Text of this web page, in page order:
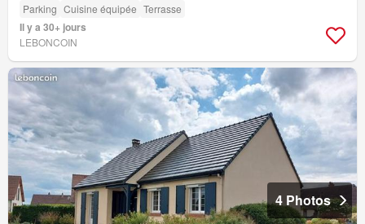
Parking Cuisine équipée Terrasse
Il y a 30+ jours
LEBONCOIN
4 Photos